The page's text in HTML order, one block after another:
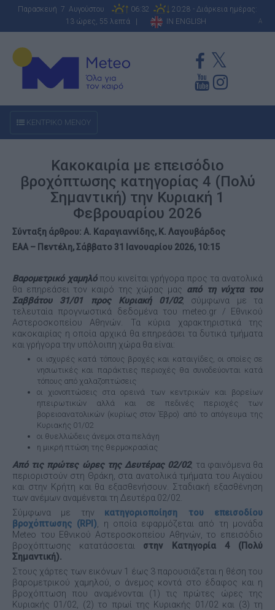
Παρασκευή 7 Αυγούστου 06:32
20:28 - Διάρκεια ημέρας:
13 ώρες, 55 λεπτά |
IN ENGLISH A
ΚΕΝΤΡΙΚΟ ΜΕΝΟΥ
Κακοκαιρία με επεισόδιο
βροχόπτωσης κατηγορίας 4 (Πολύ
Σημαντική) την Κυριακή 1
Φεβρουαρίου 2026
Σύνταξη άρθρου: Α. Καραγιαννίδης, Κ. Λαγουβάρδος
ΕΑΑ – Πεντέλη, Σάββατο 31 Ιανουαρίου 2026, 10:15
Βαρομετρικό χαμηλόπου κινείται γρήγορα προς τα ανατολικά
θα επηρεάσει τον καιρό της χώρας μας από τη νύχτα του
Σαββάτου 31/01 προς Κυριακή 01/02, σύμφωνα με τα
τελευταία προγνωστικά δεδομένα του meteo.gr / Εθνικού
Αστεροσκοπείου Αθηνών. Τα κύρια χαρακτηριστικά της
κακοκαιρίας η οποία αρχικά θα επηρεάσει τα δυτικά τμήματα
και γρήγορα την υπόλοιπη χώρα θα είναι:
οι ισχυρές κατά τόπους βροχές και καταιγίδες, οι οποίες σε
νησιωτικές και παράκτιες περιοχές θα συνοδεύονται κατά
τόπους από χαλαζοπτώσεις
οι χιονοπτώσεις στα ορεινά των κεντρικών και βορείων
ηπειρωτικών αλλά και σε πεδινές περιοχές των
βορειοανατολικών (κυρίως στον Έβρο) από το απόγευμα της
Κυριακής 01/02
οι θυελλώδεις άνεμοι στα πελάγη
η μικρή πτώση της θερμοκρασίας
Από τις πρώτες ώρες της Δευτέρας 02/02, τα φαινόμενα θα
περιοριστούν στη Θράκη, στα ανατολικά τμήματα του Αιγαίου
και στην Κρήτη και θα εξασθενήσουν. Σταδιακή εξασθένηση
των ανέμων αναμένεται τη Δευτέρα 02/02.
Σύμφωνα με την κατηγοριοποίηση του επεισοδίου
βροχόπτωσης (RPI) , η οποία εφαρμόζεται από τη μονάδα
Meteo του Εθνικού Αστεροσκοπείου Αθηνών, το επεισόδιο
βροχόπτωσης κατατάσσεται στην Κατηγορία 4 (Πολύ
Σημαντική).
Στους χάρτες των εικόνων 1 έως 3 παρουσιάζεται η θέση του
βαρομετρικού χαμηλού, ο άνεμος κοντά στο έδαφος και η
βροχόπτωση που αναμένονται (1) τις πρώτες ώρες της
Κυριακής 01/02, (2) το πρωί της Κυριακής 01/02 και (3) τη